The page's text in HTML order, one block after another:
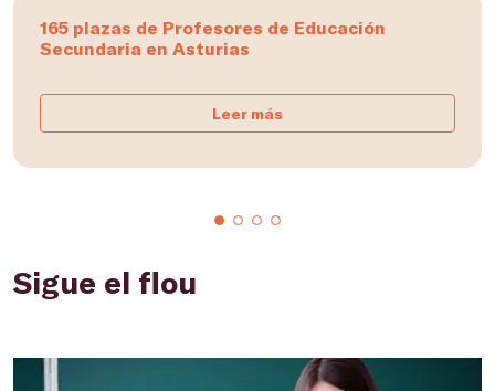
165 plazas de Profesores de Educación
Secundaria en Asturias
Leer más
Sigue el flou